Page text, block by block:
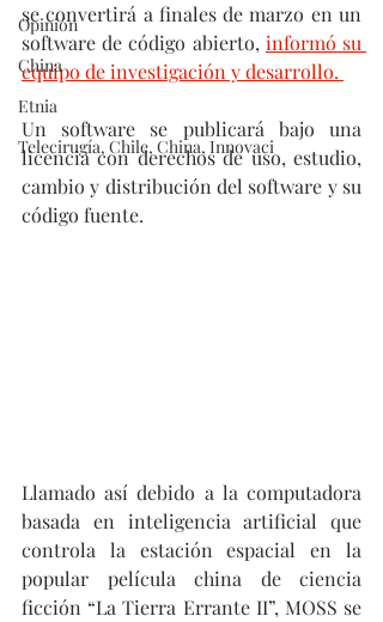
Opinión
China
Etnia
Telecirugía, Chile, China, Innovaci
se convertirá a finales de marzo en un
software de código abierto, informó su
equipo de investigación y desarrollo.
Un software se publicará bajo una
licencia con derechos de uso, estudio,
cambio y distribución del software y su
código fuente.
Llamado así debido a la computadora
basada en inteligencia artificial que
controla la estación espacial en la
popular película china de ciencia
ficción “La Tierra Errante II”, MOSS se